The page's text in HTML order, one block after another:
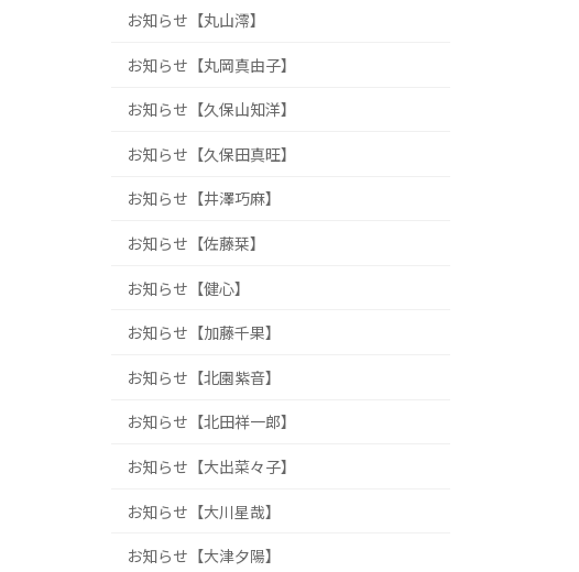
お知らせ【丸山澪】
お知らせ【丸岡真由子】
お知らせ【久保山知洋】
お知らせ【久保田真旺】
お知らせ【井澤巧麻】
お知らせ【佐藤栞】
お知らせ【健心】
お知らせ【加藤千果】
お知らせ【北園紫音】
お知らせ【北田祥一郎】
お知らせ【大出菜々子】
お知らせ【大川星哉】
お知らせ【大津夕陽】